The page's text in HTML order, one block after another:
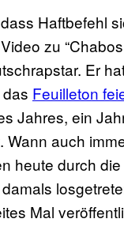
Haftbefehl
zu
Er
Feuilleton
Jahres, ein
Wann auch
heute durch
Mal